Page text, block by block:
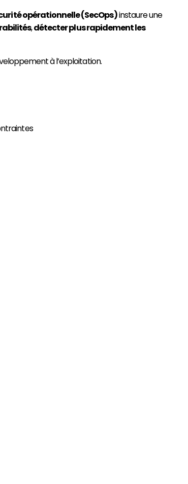
opérationnelle (SecOps)instaure une
,détecter plus rapidement les
à l’exploitation.